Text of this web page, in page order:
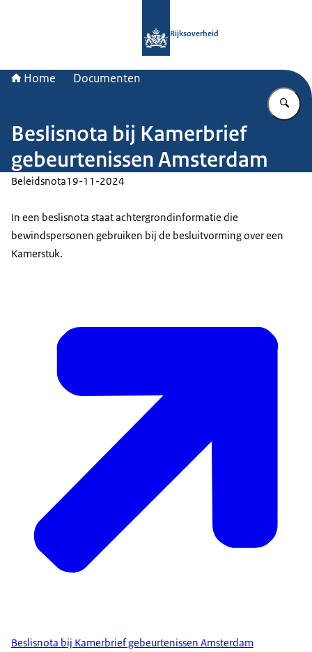
Rijksoverheid
Home Documenten
Beslisnota bij Kamerbrief
gebeurtenissen Amsterdam
Beleidsnota19-11-2024
In een beslisnota staat achtergrondinformatie die
bewindspersonen gebruiken bij de besluitvorming over een
Kamerstuk.
Beslisnota bij Kamerbrief gebeurtenissen Amsterdam